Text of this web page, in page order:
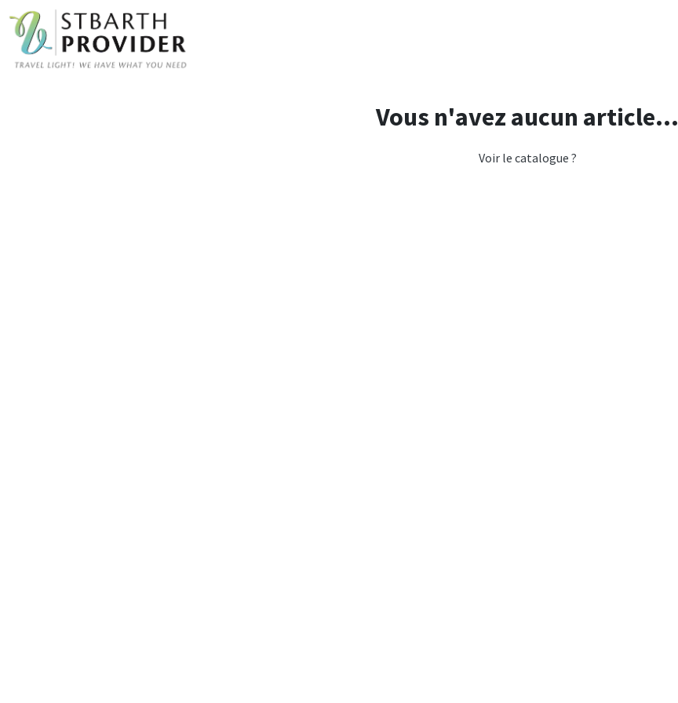
Vous n'avez aucun article...
Voir le catalogue ?